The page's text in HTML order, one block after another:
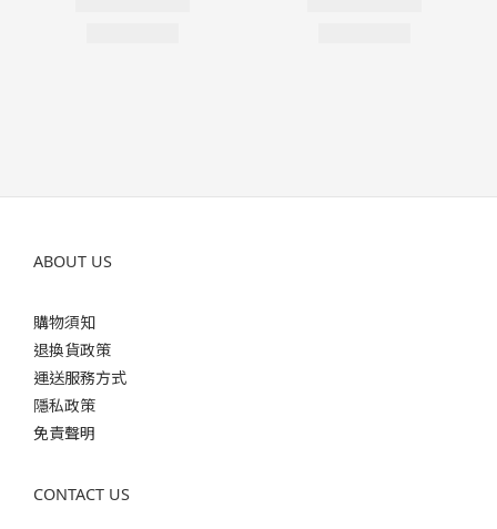
ABOUT US
購物須知
退換貨政策
運送服務方式
隱私政策
免責聲明
CONTACT US